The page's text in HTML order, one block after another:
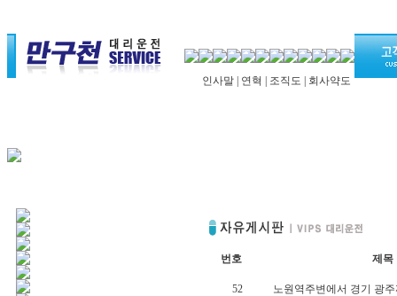
인사말 연혁 조직도 회사약도
번호 제목
52
노원역주변에서 경기 광